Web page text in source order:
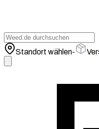
Standort wählen-